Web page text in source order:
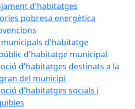
d'habitatges
pobresa energètica
d'habitatge
d'habitatge municipal
d'habitatges destinats a la
del municipi
d'habitatges socials i